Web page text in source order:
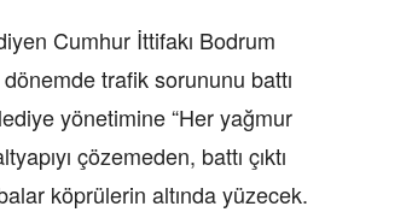
Cumhur İttifakı Bodrum
trafik sorununu battı
yönetimine “Her yağmur
çözemeden, battı çıktı
köprülerin altında yüzecek.